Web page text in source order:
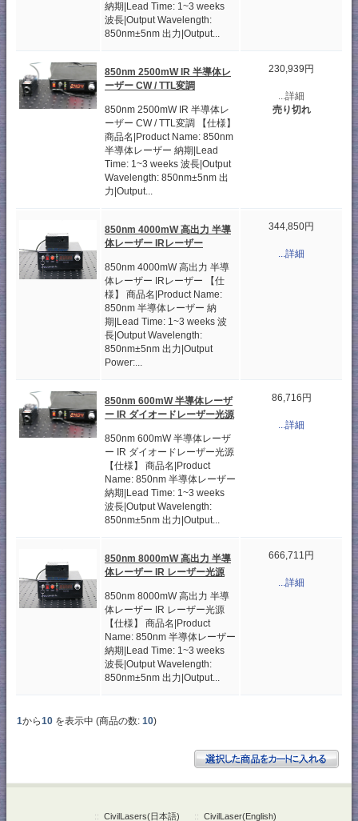
納期|Lead Time: 1~3 weeks
波長|Output Wavelength:
850nm±5nm 出力|Output...
850nm 2500mW IR 半導体レ
ーザー CW / TTL変調
850nm 2500mW IR 半導体レ
ーザー CW / TTL変調 【仕様】
商品名|Product Name: 850nm
半導体レーザー 納期|Lead
Time: 1~3 weeks 波長|Output
Wavelength: 850nm±5nm 出
力|Output...
230,939円
...詳細
売り切れ
850nm 4000mW 高出力 半導
体レーザー IRレーザー
850nm 4000mW 高出力 半導
体レーザー IRレーザー 【仕
様】 商品名|Product Name:
850nm 半導体レーザー 納
期|Lead Time: 1~3 weeks 波
長|Output Wavelength:
850nm±5nm 出力|Output
Power:...
344,850円
...詳細
850nm 600mW 半導体レーザ
ー IR ダイオードレーザー光源
850nm 600mW 半導体レーザ
ー IR ダイオードレーザー光源
【仕様】 商品名|Product
Name: 850nm 半導体レーザー
納期|Lead Time: 1~3 weeks
波長|Output Wavelength:
850nm±5nm 出力|Output...
86,716円
...詳細
850nm 8000mW 高出力 半導
体レーザー IR レーザー光源
850nm 8000mW 高出力 半導
体レーザー IR レーザー光源
【仕様】 商品名|Product
Name: 850nm 半導体レーザー
納期|Lead Time: 1~3 weeks
波長|Output Wavelength:
850nm±5nm 出力|Output...
666,711円
...詳細
1から10 を表示中 (商品の数: 10)
:: CivilLasers(日本語) :: CivilLaser(English)